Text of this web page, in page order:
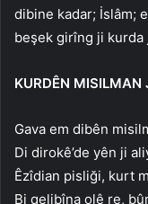
dibine kadar; İslâm;
beşek girîng ji kurda
KURDÊN MISILMAN
Gava em dibên
Di dirokê’de yên ji
Êzîdian pisliği, kurt
Bi qelibîna olê re,